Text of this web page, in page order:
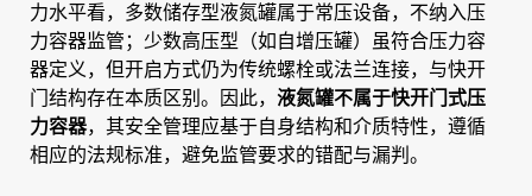
力水平看，多数储存型液氮罐属于常压设备，不纳入压
力容器监管；少数高压型（如自增压罐）虽符合压力容
器定义，但开启方式仍为传统螺栓或法兰连接，与快开
门结构存在本质区别。因此，
液氮罐不属于快开门式压
力容器，其安全管理应基于自身结构和介质特性，遵循
相应的法规标准，避免监管要求的错配与漏判。